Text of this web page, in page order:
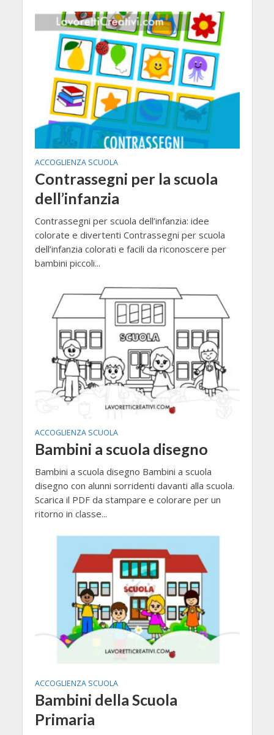
ACCOGLIENZA SCUOLA
Contrassegni per la scuola
dell’infanzia
Contrassegni per scuola dell’infanzia: idee
colorate e divertenti Contrassegni per scuola
dell’infanzia colorati e facili da riconoscere per
bambini piccoli...
ACCOGLIENZA SCUOLA
Bambini a scuola disegno
Bambini a scuola disegno Bambini a scuola
disegno con alunni sorridenti davanti alla scuola.
Scarica il PDF da stampare e colorare per un
ritorno in classe...
ACCOGLIENZA SCUOLA
Bambini della Scuola
Primaria